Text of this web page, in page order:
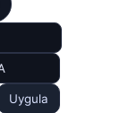
Uygula